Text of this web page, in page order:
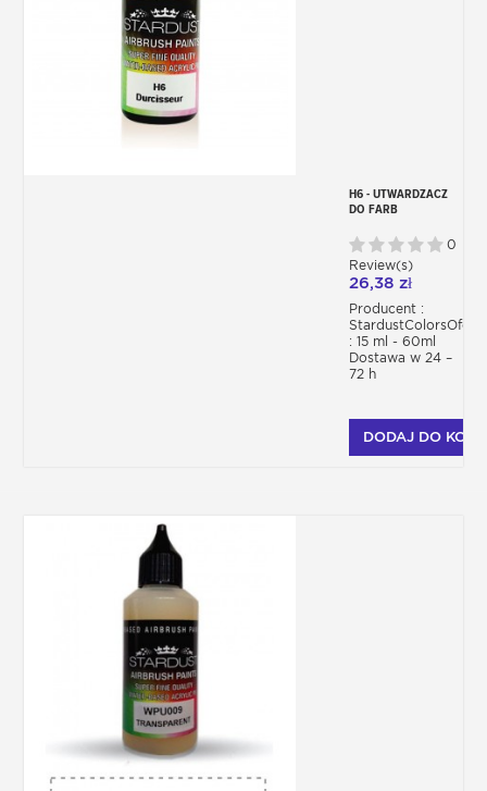
H6 - UTWARDZACZ
DO FARB
POLIURETANOWYCH
PU
0
Review(s)
26,38 zł
Producent :
StardustColorsOferta
: 15 ml - 60ml
Dostawa w 24 –
72 h
DODAJ DO